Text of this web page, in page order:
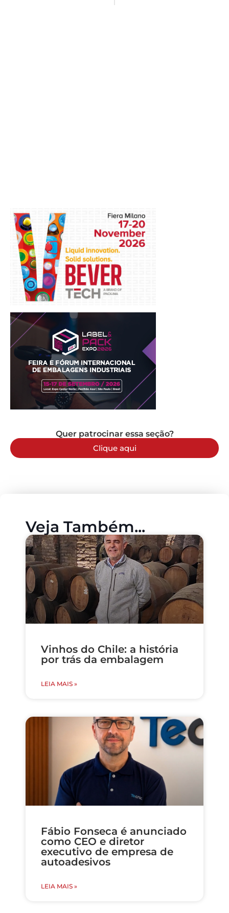
Quer patrocinar essa seção?
Clique aqui
Veja Também...
Vinhos do Chile: a história
por trás da embalagem
LEIA MAIS »
Fábio Fonseca é anunciado
como CEO e diretor
executivo de empresa de
autoadesivos
LEIA MAIS »